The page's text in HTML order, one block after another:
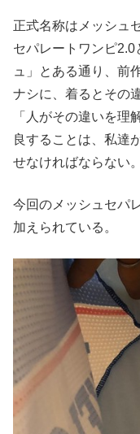
正式名称はメッシュ
セパレートワンピ
ュ」とある通り、前
ナシに、着るとその
「人がその違いを理
良することは、私達
せなければならない。
今回のメッシュセパ
加えられている。